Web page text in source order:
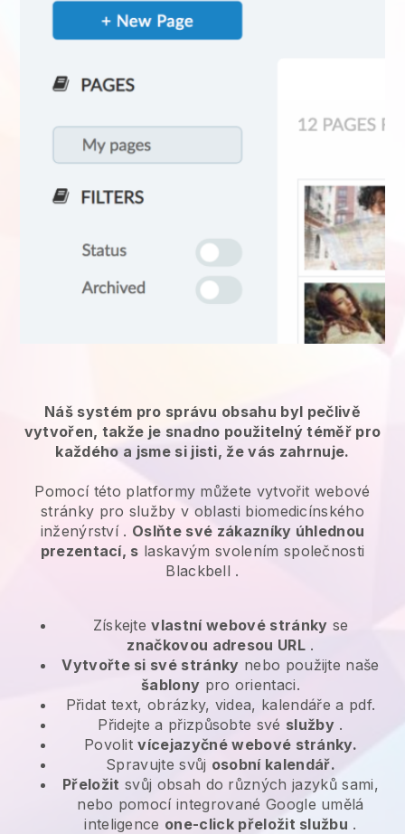
Náš systém pro správu obsahu byl pečlivě
vytvořen, takže je snadno použitelný téměř pro
každého a jsme si jisti, že vás zahrnuje.
Pomocí této platformy můžete vytvořit webové
stránky pro služby v oblasti biomedicínského
inženýrství. Oslňte své zákazníky úhlednou
prezentací, s laskavým svolením společnosti
Blackbell .
Získejtevlastní webové stránky se
značkovou adresou URL .
Vytvořte si své stránky nebo použijte naše
šablony pro orientaci.
Přidat text, obrázky, videa, kalendáře a pdf.
Přidejte a přizpůsobte své služby.
Povolitvícejazyčné webové stránky.
Spravujte svůj osobní kalendář.
Přeložit svůj obsah do různých jazyků sami,
nebo pomocí integrované Google umělá
inteligence one-click přeložit službu .